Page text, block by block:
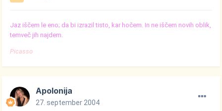
Jaz iščem le eno; da bi izrazil tisto, kar hočem. In ne iščem novih oblik,
temveč jih najdem.
Picasso
Apolonija
27. september 2004